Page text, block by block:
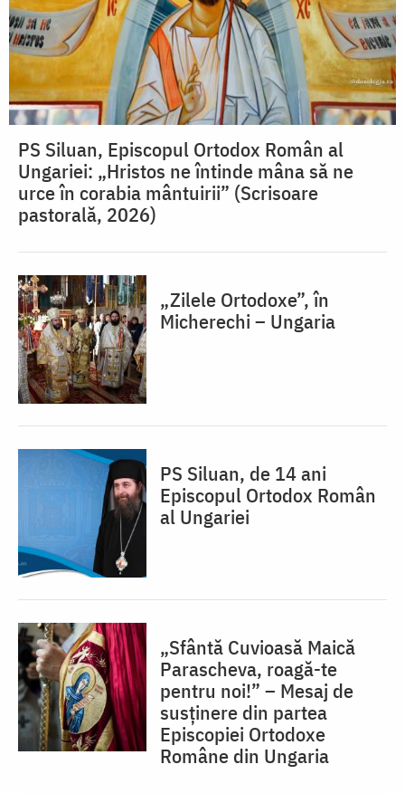
PS Siluan, Episcopul Ortodox Român al
Ungariei: „Hristos ne întinde mâna să ne
urce în corabia mântuirii” (Scrisoare
pastorală, 2026)
„Zilele Ortodoxe”, în
Micherechi – Ungaria
PS Siluan, de 14 ani
Episcopul Ortodox Român
al Ungariei
„Sfântă Cuvioasă Maică
Parascheva, roagă-te
pentru noi!” – Mesaj de
susținere din partea
Episcopiei Ortodoxe
Române din Ungaria